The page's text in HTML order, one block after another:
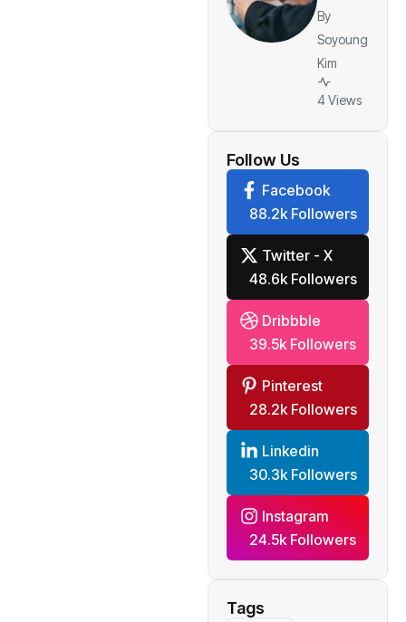
던 한
인, JFK
공항서
체포…
ESTA
By
Soyoung
Kim
4 Views
Follow Us
Facebook
88.2k Followers
Twitter - X
48.6k Followers
Dribbble
39.5k Followers
Pinterest
28.2k Followers
Linkedin
30.3k Followers
Instagram
24.5k Followers
Tags